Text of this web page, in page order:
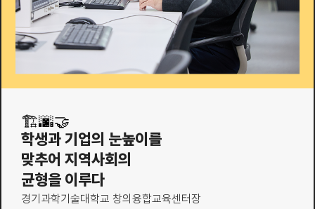
🏗️🌆🤝
학생과 기업의 눈높이를
맞추어 지역사회의
균형을 이루다
경기과학기술대학교 창의융합교육센터장